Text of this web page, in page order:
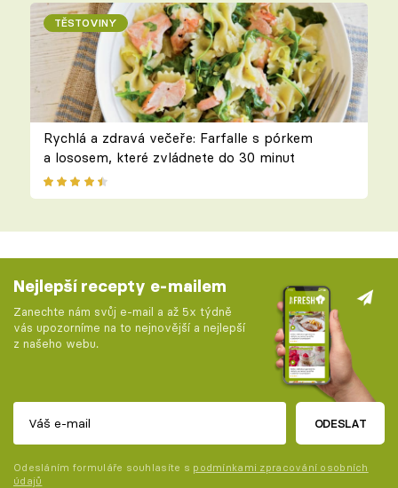
TĚSTOVINY
Rychlá a zdravá večeře: Farfalle s pórkem
a lososem, které zvládnete do 30 minut
Nejlepší recepty e-mailem
Zanechte nám svůj e-mail a až 5x týdně
vás upozorníme na to nejnovější a nejlepší
z našeho webu.
ODESLAT
Odesláním formuláře souhlasíte s podmínkami zpracování osobních
údajů